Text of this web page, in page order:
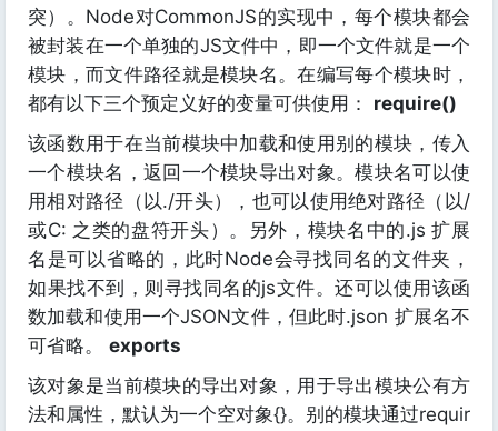
突）。Node对CommonJS的实现中，每个模块都会
被封装在一个单独的JS文件中，即一个文件就是一个
模块，而文件路径就是模块名。在编写每个模块时，
都有以下三个预定义好的变量可供使用： require()
该函数用于在当前模块中加载和使用别的模块，传入
一个模块名，返回一个模块导出对象。模块名可以使
用相对路径（以./开头），也可以使用绝对路径（以/
或C: 之类的盘符开头）。另外，模块名中的.js 扩展
名是可以省略的，此时Node会寻找同名的文件夹，
如果找不到，则寻找同名的js文件。还可以使用该函
数加载和使用一个JSON文件，但此时.json 扩展名不
可省略。 exports
该对象是当前模块的导出对象，用于导出模块公有方
法和属性，默认为一个空对象{}。别的模块通过requir